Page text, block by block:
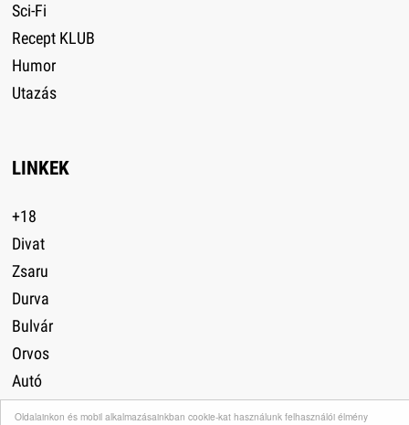
Oldalainkon és mobil alkalmazásainkban cookie-kat használunk felhasználói élmény
Sci-Fi
Recept KLUB
Humor
Utazás
LINKEK
+18
Divat
Zsaru
Durva
Bulvár
Orvos
Autó